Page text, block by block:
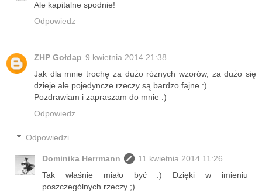
Ale kapitalne spodnie!
Odpowiedz
ZHP Gołdap 9 kwietnia 2014 21:38
Jak dla mnie trochę za dużo różnych wzorów, za dużo się
dzieje ale pojedyncze rzeczy są bardzo fajne :)
Pozdrawiam i zapraszam do mnie :)
Odpowiedz
Odpowiedzi
Dominika Herrmann
11 kwietnia 2014 11:26
Tak właśnie miało być :) Dzięki w imieniu
poszczególnych rzeczy ;)